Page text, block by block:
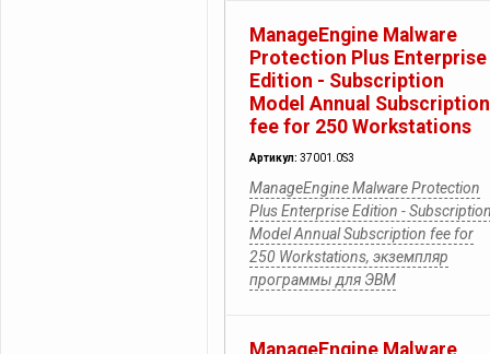
ManageEngine Malware
Protection Plus Enterprise
Edition - Subscription
Model Annual Subscription
fee for 250 Workstations
Артикул: 37001.0S3
ManageEngine Malware Protection
Plus Enterprise Edition -
Model Annual Subscription fee for
250 Workstations, экземпляр
программы для ЭВМ
ManageEngine Malware